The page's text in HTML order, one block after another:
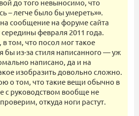
до того невыносимо, что
– легче было бы умереть»».
сообщение на форуме сайта
февраля 2011 года.
том, что посол мог такое
бы из-за стиля написанного — уж
написано, да и на
изобразить довольно сложно.
о том, что такие вещи обычно в
с руководством вообще не
откуда ноги растут.